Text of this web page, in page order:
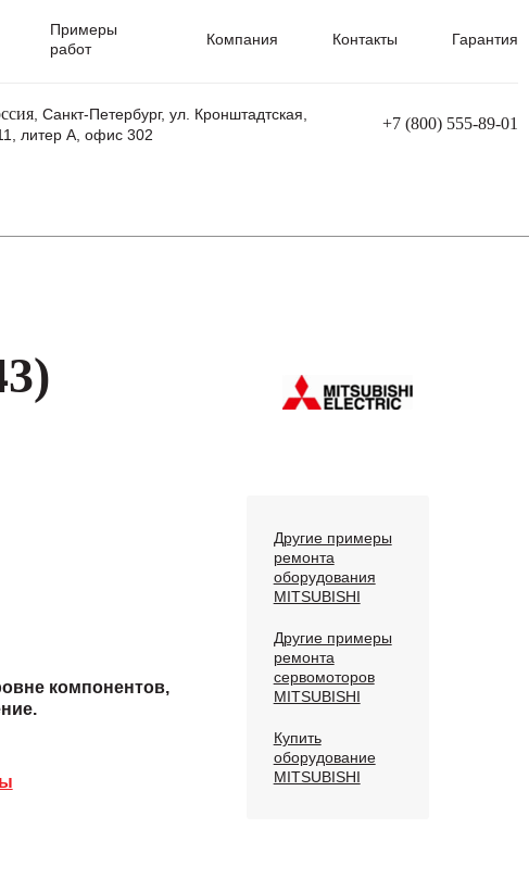
Примеры
работ
Компания Контакты Гарантия
, Санкт-Петербург, ул. Кронштадтская,
литер А, офис 302
+7 (800) 555-89-01
компонентов,
Другие примеры
ремонта
оборудования
MITSUBISHI
Другие примеры
ремонта
сервомоторов
MITSUBISHI
Купить
оборудование
MITSUBISHI